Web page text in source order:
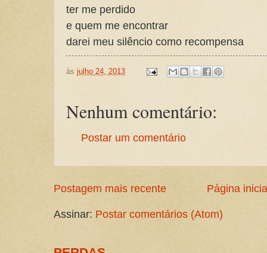
ter me perdido
e quem me encontrar
darei meu silêncio como recompensa
às julho 24, 2013
Nenhum comentário:
Postar um comentário
Postagem mais recente Página
Assinar: Postar comentários (Atom)